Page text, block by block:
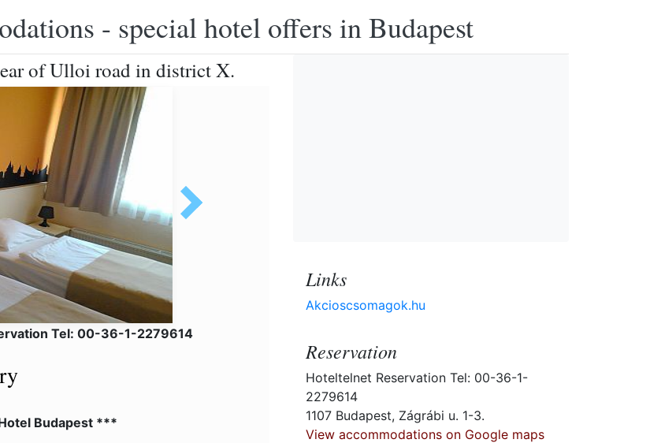
- special hotel offers in Budapest
of Ulloi road in district X.
Tel: 00-36-1-2279614
Budapest ***
Links
Akcioscsomagok.hu
Reservation
Hoteltelnet Reservation Tel: 00-36-1-
2279614
1107 Budapest, Zágrábi u. 1-3.
View accommodations on Google maps